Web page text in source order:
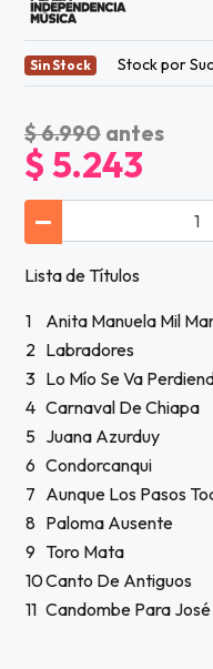
Sin Stock Stock por
$ 6.990 antes
$ 5.243
Lista de Títulos
1
Anita Manuela Mil
2 Labradores
3 Lo Mío Se Va
4 Carnaval De Chiapa
5 Juana Azurduy
6 Condorcanqui
7 Aunque Los Pasos
8 Paloma Ausente
9 Toro Mata
10Canto De Antiguos
11 Candombe Para José